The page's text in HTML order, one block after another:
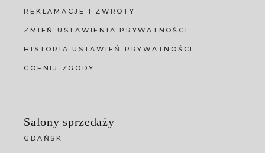
REKLAMACJE I ZWROTY
ZMIEŃ USTAWIENIA PRYWATNOŚCI
HISTORIA USTAWIEŃ PRYWATNOŚCI
COFNIJ ZGODY
Salony sprzedaży
GDAŃSK